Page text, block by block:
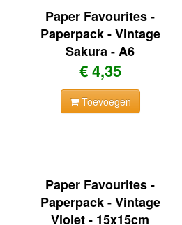
Paper Favourites -
Paperpack - Vintage
Sakura - A6
€ 4,35
Toevoegen
Paper Favourites -
Paperpack - Vintage
Violet - 15x15cm